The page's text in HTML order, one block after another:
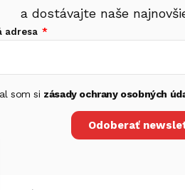
a dostávajte naše
adresa
som si zásady ochrany osobných
Odoberať